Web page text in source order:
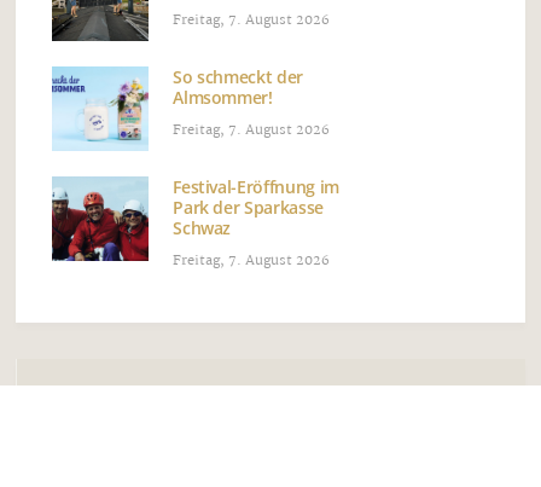
Freitag, 7. August 2026
So schmeckt der
Almsommer!
Freitag, 7. August 2026
Festival-Eröffnung im
Park der Sparkasse
Schwaz
Freitag, 7. August 2026